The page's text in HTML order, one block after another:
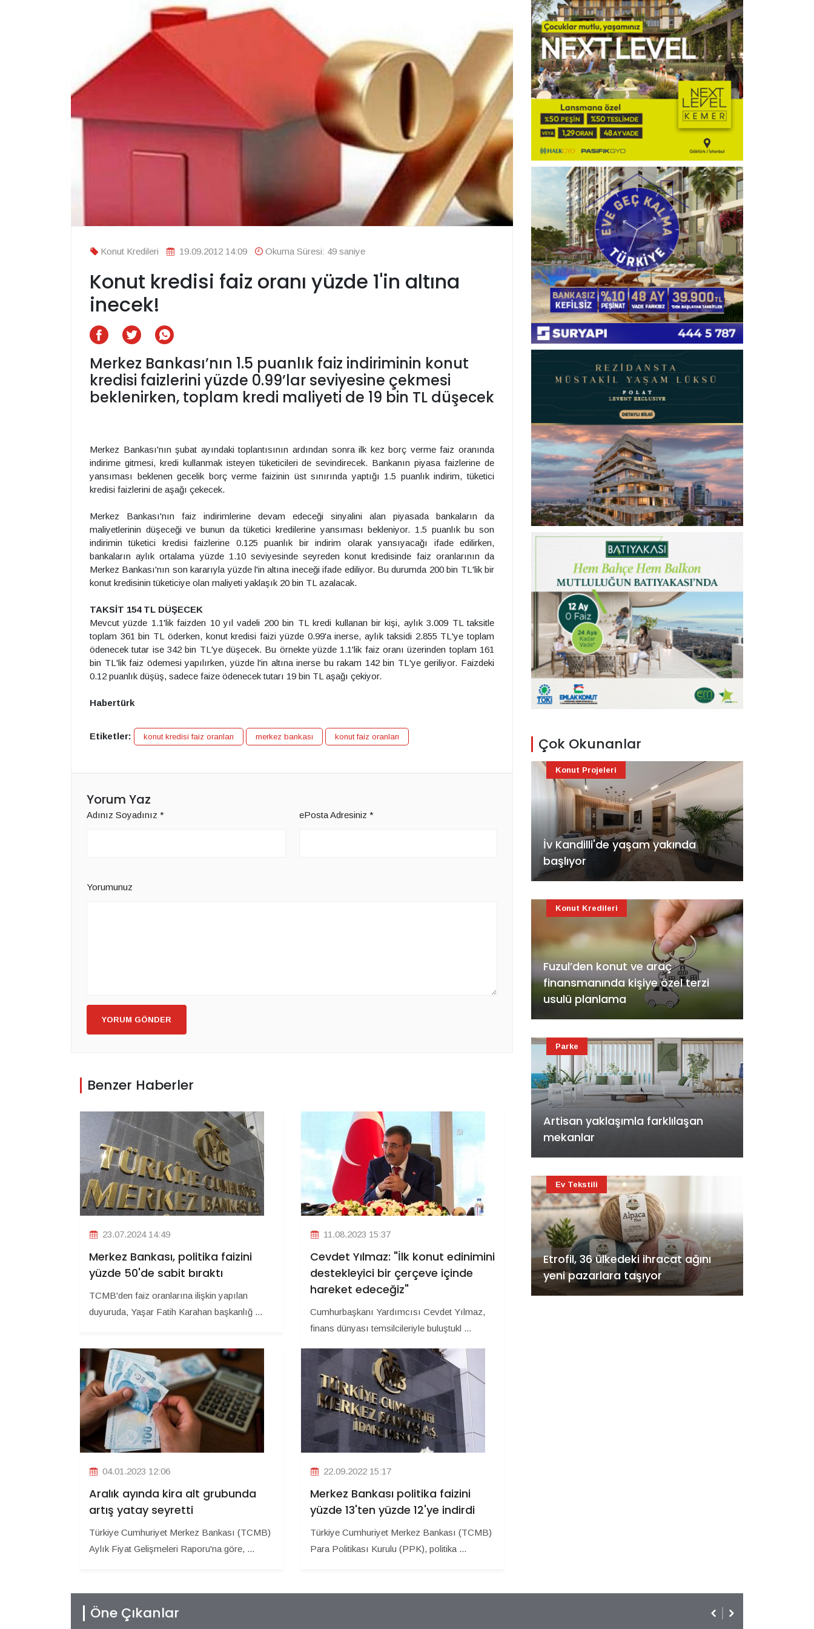
Konut Kredileri 19.09.2012 14:09 Okuma Süresi: 49 saniye
Konut kredisi faiz oranı yüzde 1'in altına
inecek!
Merkez Bankası’nın 1.5 puanlık faiz indiriminin konut
kredisi faizlerini yüzde 0.99’lar seviyesine çekmesi
beklenirken, toplam kredi maliyeti de 19 bin TL düşecek
Merkez Bankası'nın şubat ayındaki toplantısının ardından sonra ilk kez borç verme faiz oranında
indirime gitmesi, kredi kullanmak isteyen tüketicileri de sevindirecek. Bankanın piyasa faizlerine de
yansıması beklenen gecelik borç verme faizinin üst sınırında yaptığı 1.5 puanlık indirim, tüketici
kredisi faizlerini de aşağı çekecek.
Merkez Bankası'nın faiz indirimlerine devam edeceği sinyalini alan piyasada bankaların da
maliyetlerinin düşeceği ve bunun da tüketici kredilerine yansıması bekleniyor. 1.5 puanlık bu son
indirimin tüketici kredisi faizlerine 0.125 puanlık bir indirim olarak yansıyacağı ifade edilirken,
bankaların aylık ortalama yüzde 1.10 seviyesinde seyreden konut kredisinde faiz oranlarının da
Merkez Bankası'nın son kararıyla yüzde l'in altına ineceği ifade ediliyor. Bu durumda 200 bin TL'lik bir
konut kredisinin tüketiciye olan maliyeti yaklaşık 20 bin TL azalacak.
TAKSİT 154 TL DÜŞECEK
Mevcut yüzde 1.1'lik faizden 10 yıl vadeli 200 bin TL kredi kullanan bir kişi, aylık 3.009 TL taksitle
toplam 361 bin TL öderken, konut kredisi faizi yüzde 0.99'a inerse, aylık taksidi 2.855 TL'ye toplam
ödenecek tutar ise 342 bin TL'ye düşecek. Bu örnekte yüzde 1.1'lik faiz oranı üzerinden toplam 161
bin TL'lik faiz ödemesi yapılırken, yüzde l'in altına inerse bu rakam 142 bin TL'ye geriliyor. Faizdeki
0.12 puanlık düşüş, sadece faize ödenecek tutarı 19 bin TL aşağı çekiyor.
Habertürk
Etiketler: konut kredisi faiz oranları merkez bankası konut faiz oranları
Yorum Yaz
Adınız Soyadınız * ePosta Adresiniz *
Yorumunuz
YORUM GÖNDER
Benzer Haberler
23.07.2024 14:49
Merkez Bankası, politika faizini
yüzde 50'de sabit bıraktı
TCMB'den faiz oranlarına ilişkin yapılan
duyuruda, Yaşar Fatih Karahan başkanlığ ...
11.08.2023 15:37
Cevdet Yılmaz: "İlk konut edinimini
destekleyici bir çerçeve içinde
hareket edeceğiz"
Cumhurbaşkanı Yardımcısı Cevdet Yılmaz,
finans dünyası temsilcileriyle buluştukl ...
04.01.2023 12:06
Aralık ayında kira alt grubunda
artış yatay seyretti
Türkiye Cumhuriyet Merkez Bankası (TCMB)
Aylık Fiyat Gelişmeleri Raporu'na göre, ...
22.09.2022 15:17
Merkez Bankası politika faizini
yüzde 13'ten yüzde 12'ye indirdi
Türkiye Cumhuriyet Merkez Bankası (TCMB)
Para Politikası Kurulu (PPK), politika ...
Çok Okunanlar
İv Kandilli'de yaşam yakında
başlıyor
Konut Projeleri
Fuzul’den konut ve araç
finansmanında kişiye özel terzi
usulü planlama
Konut Kredileri
Artisan yaklaşımla farklılaşan
mekanlar
Parke
Etrofil, 36 ülkedeki ihracat ağını
yeni pazarlara taşıyor
Ev Tekstili
Öne Çıkanlar